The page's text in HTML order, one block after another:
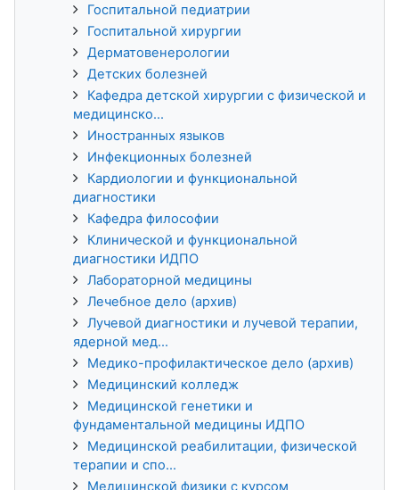
Госпитальной педиатрии
Госпитальной хирургии
Дерматовенерологии
Детских болезней
Кафедра детской хирургии с физической и
медицинско...
Иностранных языков
Инфекционных болезней
Кардиологии и функциональной
диагностики
Кафедра философии
Клинической и функциональной
диагностики ИДПО
Лабораторной медицины
Лечебное дело (архив)
Лучевой диагностики и лучевой терапии,
ядерной мед...
Медико-профилактическое дело (архив)
Медицинский колледж
Медицинской генетики и
фундаментальной медицины ИДПО
Медицинской реабилитации, физической
терапии и спо...
Медицинской физики с курсом